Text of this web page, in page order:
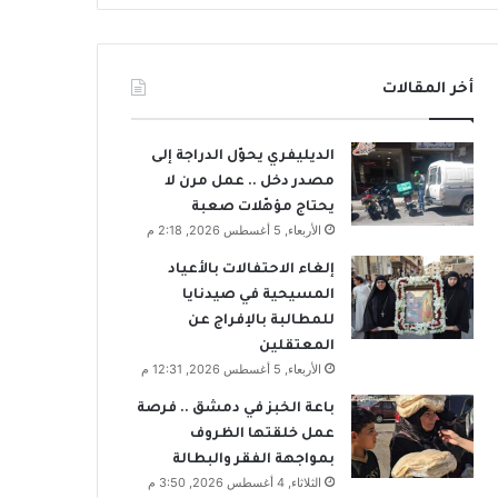
أخر المقالات
الديليفري يحوّل الدراجة إلى
مصدر دخل .. عمل مرن لا
يحتاج مؤهّلات صعبة
الأربعاء, 5 أغسطس 2026, 2:18 م
إلغاء الاحتفالات بالأعياد
المسيحية في صيدنايا
للمطالبة بالإفراج عن
المعتقلين
الأربعاء, 5 أغسطس 2026, 12:31 م
باعة الخبز في دمشق .. فرصة
عمل خلقتها الظروف
بمواجهة الفقر والبطالة
الثلاثاء, 4 أغسطس 2026, 3:50 م